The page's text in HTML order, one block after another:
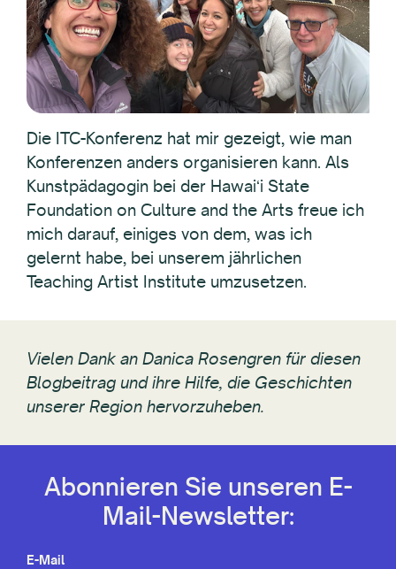
Die ITC-Konferenz hat mir gezeigt, wie man
Konferenzen anders organisieren kann. Als
Kunstpädagogin bei der Hawaiʻi State
Foundation on Culture and the Arts freue ich
mich darauf, einiges von dem, was ich
gelernt habe, bei unserem jährlichen
Teaching Artist Institute umzusetzen.
Vielen Dank an Danica Rosengren für diesen
Blogbeitrag und ihre Hilfe, die Geschichten
unserer Region hervorzuheben.
Abonnieren Sie unseren E-
Mail-Newsletter:
E-Mail